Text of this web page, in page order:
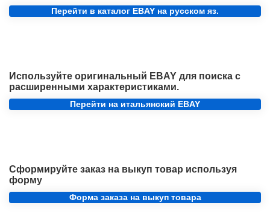
Перейти в каталог EBAY на русском яз.
Используйте оригинальный EBAY для поиска с
расширенными характеристиками.
Перейти на итальянский EBAY
Сформируйте заказ на выкуп товар используя
форму
Форма заказа на выкуп товара